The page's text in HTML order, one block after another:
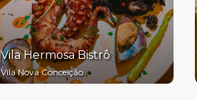
Vila Hermosa Bistrô
Vila Nova Conceição